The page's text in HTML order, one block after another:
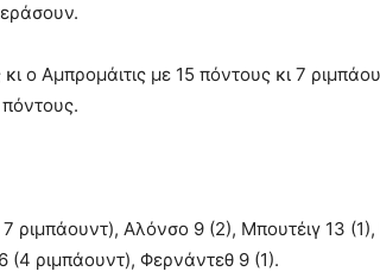
ο Αμπρομάιτις με 15 πόντους κι 7
ριμπάουντ), Αλόνσο 9 (2), Μπουτέιγ 13
(4 ριμπάουντ), Φερνάντεθ 9 (1).